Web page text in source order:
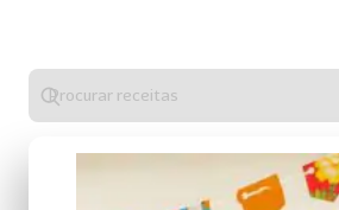
Digite
algo
para
realizar